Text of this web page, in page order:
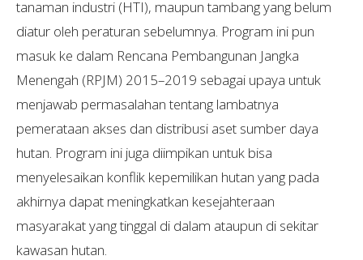
tanaman industri (HTI), maupun tambang yang belum
diatur oleh peraturan sebelumnya. Program ini pun
masuk ke dalam Rencana Pembangunan Jangka
Menengah (RPJM) 2015–2019 sebagai upaya untuk
menjawab permasalahan tentang lambatnya
pemerataan akses dan distribusi aset sumber daya
hutan. Program ini juga diimpikan untuk bisa
menyelesaikan konflik kepemilikan hutan yang pada
akhirnya dapat meningkatkan kesejahteraan
masyarakat yang tinggal di dalam ataupun di sekitar
kawasan hutan.